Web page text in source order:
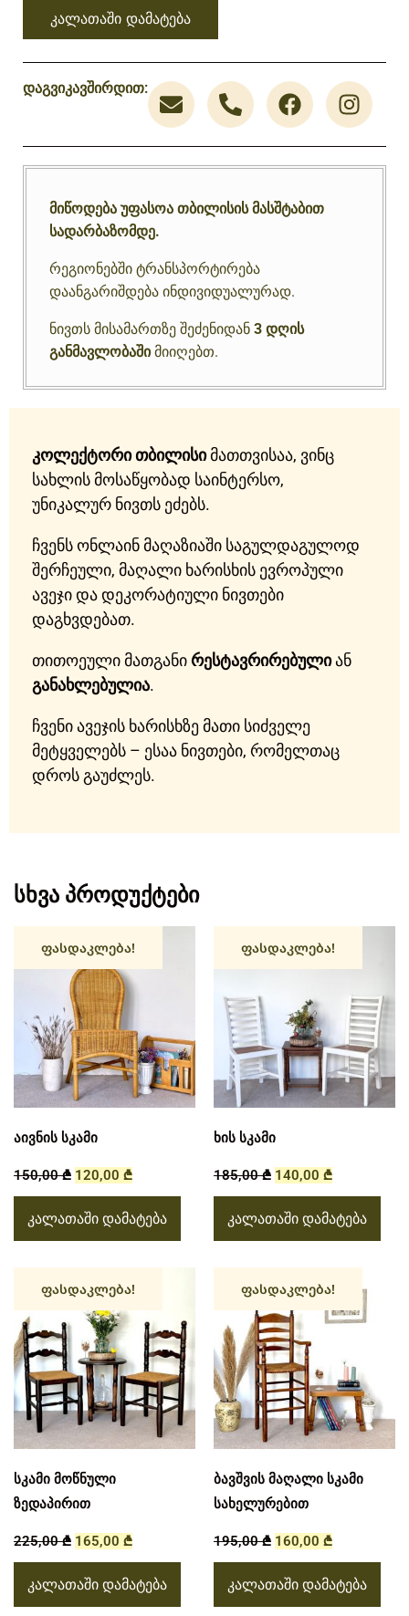
კალათაში დამატება
დაგვიკავშირდით:
მიწოდება უფასოა თბილისის მასშტაბით
სადარბაზომდე.
რეგიონებში ტრანსპორტირება
დაანგარიშდება ინდივიდუალურად.
ნივთს მისამართზე შეძენიდან 3 დღის
განმავლობაშიმიიღებთ.
კოლექტორი თბილისიმათთვისაა, ვინც
სახლის მოსაწყობად საინტერსო,
უნიკალურ ნივთს ეძებს.
ჩვენს ონლაინ მაღაზიაში საგულდაგულოდ
შერჩეული, მაღალი ხარისხის ევროპული
ავეჯი და დეკორატიული ნივთები
დაგხვდებათ.
თითოეული მათგანირესტავრირებულიან
განახლებულია.
ჩვენი ავეჯის ხარისხზე მათი სიძველე
მეტყველებს – ესაა ნივთები, რომელთაც
დროს გაუძლეს.
სხვა პროდუქტები
ფასდაკლება!
აივნის სკამი
150,00₾ 120,00 ₾
კალათაში დამატება
ფასდაკლება!
ხის სკამი
185,00₾ 140,00 ₾
კალათაში დამატება
ფასდაკლება!
სკამი მოწნული
ზედაპირით
225,00₾ 165,00 ₾
კალათაში დამატება
ფასდაკლება!
ბავშვის მაღალი სკამი
სახელურებით
195,00₾ 160,00 ₾
კალათაში დამატება